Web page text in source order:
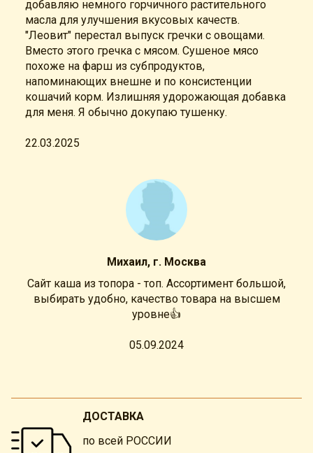
добавляю немного горчичного растительного
масла для улучшения вкусовых качеств.
"Леовит" перестал выпуск гречки с овощами.
Вместо этого гречка с мясом. Сушеное мясо
похоже на фарш из субпродуктов,
напоминающих внешне и по консистенции
кошачий корм. Излишняя удорожающая добавка
для меня. Я обычно докупаю тушенку.
22.03.2025
Михаил, г. Москва
Сайт каша из топора - топ. Ассортимент большой,
выбирать удобно, качество товара на высшем
уровне👍
05.09.2024
ДОСТАВКА
по всей РОССИИ